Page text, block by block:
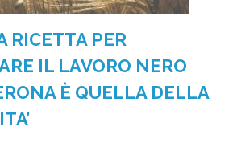
RICETTA PER
IL LAVORO NERO
È QUELLA DELLA